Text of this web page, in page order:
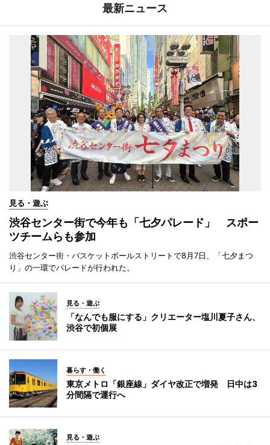
最新ニュース
見る・遊ぶ
渋谷センター街で今年も「七夕パレード」 スポー
ツチームらも参加
渋谷センター街・バスケットボールストリートで8月7日、「七夕まつ
り」の一環でパレードが行われた。
見る・遊ぶ
「なんでも服にする」クリエーター塩川夏子さん、
渋谷で初個展
暮らす・働く
東京メトロ「銀座線」ダイヤ改正で増発 日中は3
分間隔で運行へ
見る・遊ぶ